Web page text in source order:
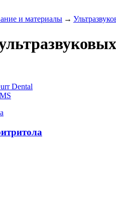
и материалы →